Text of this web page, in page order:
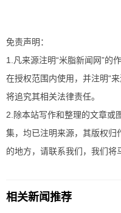
免责声明：
1.凡来源注明“米脂新闻网”的
在授权范围内使用，并注明“
将追究其相关法律责任。
2.除本站写作和整理的文章或
集，均已注明来源，其版权归
的地方，请联系我们，我们将
相关新闻推荐